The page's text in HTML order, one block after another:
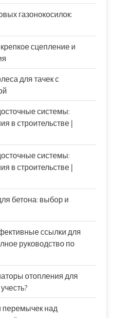
газонокосилок:
сцепление и
для тачек с
системы:
в строительстве |
системы:
в строительстве |
бетона: выбор и
ссылки для
руководство по
отопления для
перемычек над